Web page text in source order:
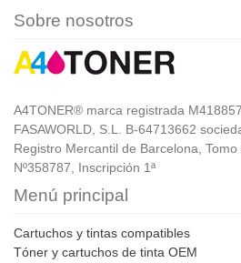
Sobre nosotros
A4TONER® marca registrada
FASAWORLD, S.L. B-64713662
Registro Mercantil de Barcelona,
Nº358787, Inscripción 1ª
Menú principal
Cartuchos y tintas compatibles
Tóner y cartuchos de tinta OEM